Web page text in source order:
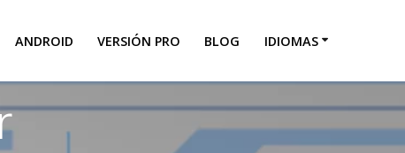
ANDROID VERSIÓN PRO BLOG IDIOMAS